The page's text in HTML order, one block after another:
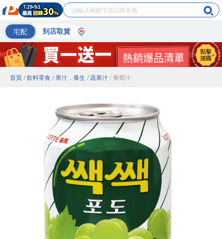
宅配 到店取貨
首頁 / 飲料零食 / 果汁．養生 / 蔬果汁 / 葡萄汁